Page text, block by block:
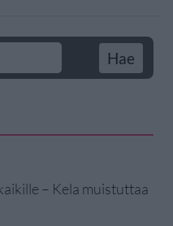
– Kela muistuttaa